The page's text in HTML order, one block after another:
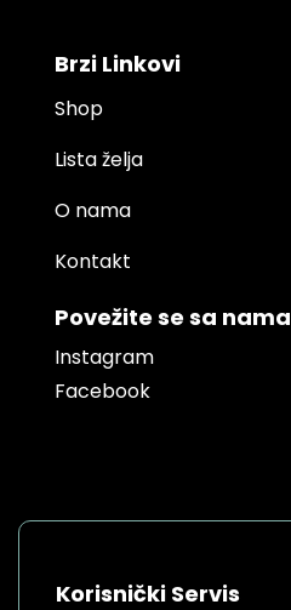
Brzi Linkovi
Shop
Lista želja
O nama
Kontakt
Povežite se sa nama
Instagram
Facebook
Korisnički Servis